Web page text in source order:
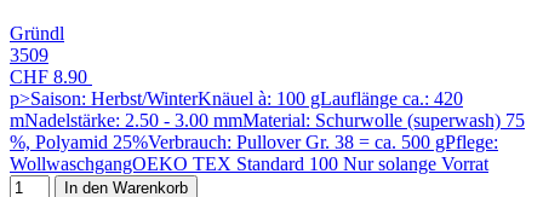
Gründl
3509
CHF 8.90
p>Saison: Herbst/WinterKnäuel à: 100 gLauflänge ca.: 420
mNadelstärke: 2.50 - 3.00 mmMaterial: Schurwolle (superwash) 75
%, Polyamid 25%Verbrauch: Pullover Gr. 38 = ca. 500 gPflege:
WollwaschgangOEKO TEX Standard 100 Nur solange Vorrat
In den Warenkorb